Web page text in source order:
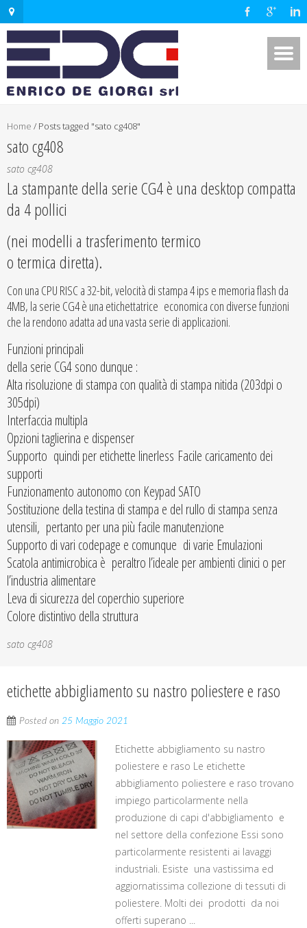
Home / Posts tagged "sato cg408"
sato cg408
sato cg408
La stampante della serie CG4 è una desktop compatta
da 4 pollici
(nei modelli a trasferimento termico
o termica diretta).
Con una CPU RISC a 32-bit, velocità di stampa 4 ips e memoria flash da
4MB, la serie CG4 è una etichettatrice economica con diverse funzioni
che la rendono adatta ad una vasta serie di applicazioni.
Funzioni principali
della serie CG4 sono dunque :
Alta risoluzione di stampa con qualità di stampa nitida (203dpi o
305dpi)
Interfaccia multipla
Opzioni taglierina e dispenser
Supporto quindi per etichette linerless Facile caricamento dei
supporti
Funzionamento autonomo con Keypad SATO
Sostituzione della testina di stampa e del rullo di stampa senza
utensili, pertanto per una più facile manutenzione
Supporto di vari codepage e comunque di varie Emulazioni
Scatola antimicrobica è peraltro l’ideale per ambienti clinici o per
l’industria alimentare
Leva di sicurezza del coperchio superiore
Colore distintivo della struttura
sato cg408
etichette abbigliamento su nastro poliestere e raso
Posted on 25 Maggio 2021
Etichette abbigliamento su nastro
poliestere e raso Le etichette
abbigliamento poliestere e raso trovano
impiego particolarmente nella
produzione di capi d'abbigliamento e
nel settore della confezione Essi sono
particolarmente resistenti ai lavaggi
industriali. Esiste una vastissima ed
aggiornatissima collezione di tessuti di
poliestere. Molti dei prodotti da noi
offerti superano ...